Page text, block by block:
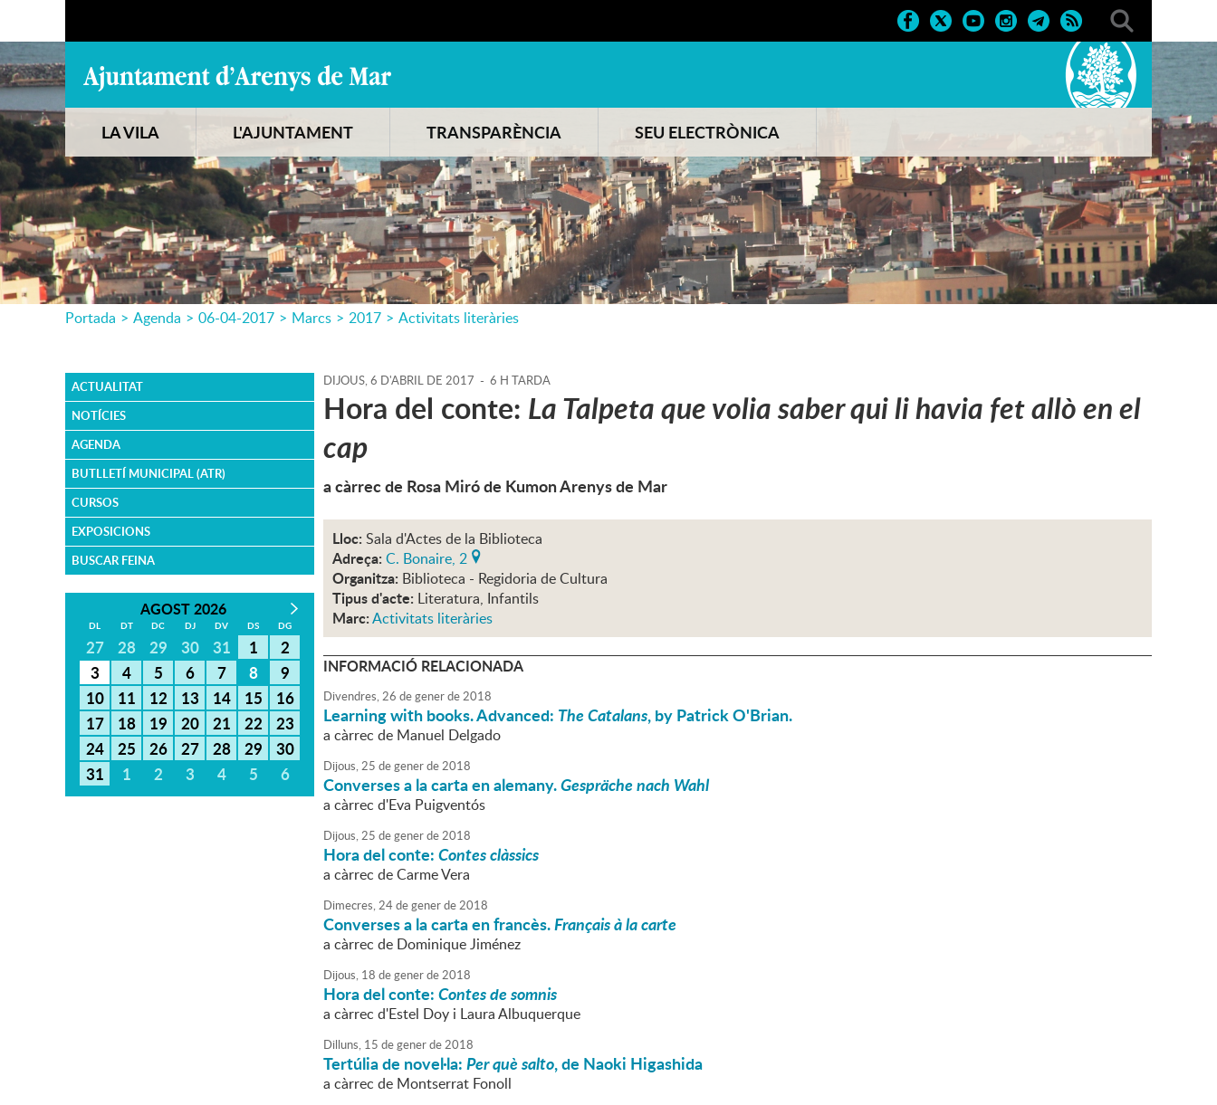
LA VILA L'AJUNTAMENT TRANSPARÈNCIA SEU ELECTRÒNICA
Portada > Agenda > 06-04-2017 > Marcs > 2017 > Activitats literàries
ACTUALITAT
NOTÍCIES
AGENDA
BUTLLETÍ MUNICIPAL (ATR)
CURSOS
EXPOSICIONS
BUSCAR FEINA
AGOST 2026
DL DT DC DJ DV DS DG
27 28 29 30 31 1
2
3
4 5 6 7 8
9
10
11 12 13 14 15
16
17
18 19 20 21 22
23
24
25 26 27 28 29
30
31
1 2 3 4 5 6
DIJOUS,6 D'ABRIL DE 2017 - 6 H TARDA
Hora del conte: La Talpeta que volia saber qui li havia fet allò en el
cap
a càrrec de Rosa Miró de Kumon Arenys de Mar
Lloc: Sala d'Actes de la Biblioteca
Adreça: C. Bonaire, 2
Organitza: Biblioteca - Regidoria de Cultura
Tipus d'acte: Literatura, Infantils
Marc:Activitats literàries
INFORMACIÓ RELACIONADA
Divendres,26 degenerde2018
Learning with books. Advanced: The Catalans, by Patrick O'Brian.
a càrrec de Manuel Delgado
Dijous,25 degenerde2018
Converses a la carta en alemany.Gespräche nach Wahl
a càrrec d'Eva Puigventós
Dijous,25 degenerde2018
Hora del conte:Contes clàssics
a càrrec de Carme Vera
Dimecres,24degenerde2018
Converses a la carta en francès.Français à la carte
a càrrec de Dominique Jiménez
Dijous, 18 degenerde2018
Hora del conte:Contes de somnis
a càrrec d'Estel Doy i Laura Albuquerque
Dilluns, 15 degenerde2018
Tertúlia de novel·la:Per què salto, de Naoki Higashida
a càrrec de Montserrat Fonoll